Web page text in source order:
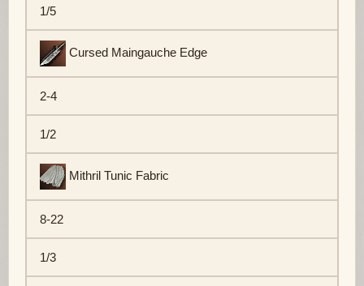
1/5
Cursed Maingauche Edge
2-4
1/2
Mithril Tunic Fabric
8-22
1/3